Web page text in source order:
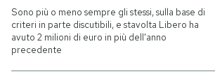
SHOP
CALENDARIO
Sono più o meno sempre gli stessi, sulla base di
criteri in parte discutibili, e stavolta Libero ha
avuto 2 milioni di euro in più dell'anno
precedente